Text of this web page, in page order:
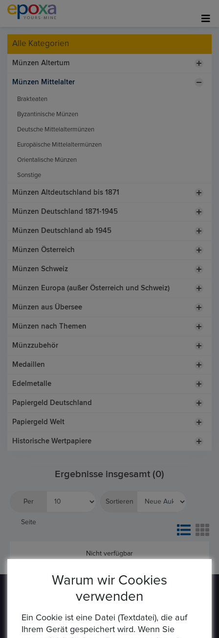
Alle Kategorien
Münzen Altertum
Münzen Mittelalter
Brakteaten
Byzantinische Münzen
Deutsche Mittelaltermünzen
Europäische Mittelaltermünzen
Orientalische Münzen
Sonstige
Münzen Altdeutschland bis 1871
Münzen Deutschland 1871-1945
Münzen Deutschland ab 1945
Münzen Österreich
Münzen Schweiz
Münzen Europa (außer Österreich und Schweiz)
Münzen aus Übersee
Münzen nach Themen
Münzzubehör
Medaillen
Edelmetalle
Papiergeld Deutschland
Papiergeld Welt
Historische Wertpapiere
Ergebnisse insgesamt (0)
Per
Seite
Sortieren
Nicht verfügbar
Warum wir Cookies
verwenden
Ein Cookie ist eine Datei (Textdatei), die auf
Ihrem Gerät gespeichert wird. Wenn Sie